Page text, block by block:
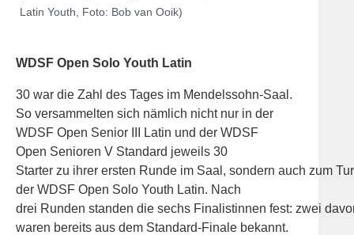
Latin Youth, Foto: Bob van Ooik)
WDSF Open Solo Youth Latin
30 war die Zahl des Tages im Mendelssohn-Saal.
So versammelten sich nämlich nicht nur in der
WDSF Open Senior III Latin und der WDSF
Open Senioren V Standard jeweils 30
Starter zu ihrer ersten Runde im Saal, sondern auch zum
der WDSF Open Solo Youth Latin. Nach
drei Runden standen die sechs Finalistinnen fest: zwei
waren bereits aus dem Standard-Finale bekannt.